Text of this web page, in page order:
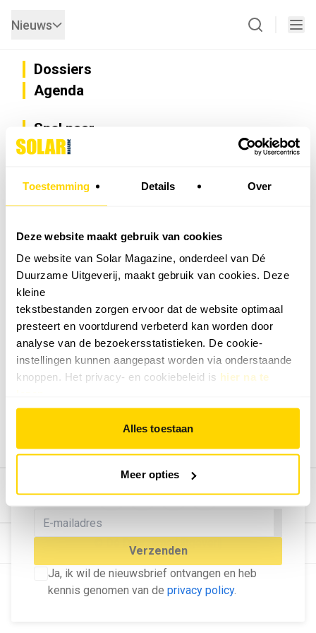
Toestemming Details Over
Deze website maakt gebruik van cookies
De website van Solar Magazine, onderdeel van Dé
Duurzame Uitgeverij, maakt gebruik van cookies. Deze
kleine
tekstbestanden zorgen ervoor dat de website optimaal
presteert en voortdurend verbeterd kan worden door
analyse van de bezoekersstatistieken. De cookie-
instellingen kunnen aangepast worden via onderstaande
knoppen. Het privacy- en cookiebeleid is hier na te
Alles toestaan
Meer opties
MELD U AAN VOOR ONZE
NIEUWSBRIEF
Blijf op de hoogte van het laatste nieuws!
Verzenden
Ja, ik wil de nieuwsbrief ontvangen en heb
kennis genomen van de privacy policy.
Nieuws
Dossiers
Agenda
Snel naar
Privacy
Nieuwsbrief
Vacatures
Installateurzoeker
Cookievoorkeuren wijzigen
English
Geef ons feedback
Vertel ons wat je van onze website vindt.
Tip de redactie
Bekijk hier de mogelijkheden.
© Dé Duurzame Uitgeverij